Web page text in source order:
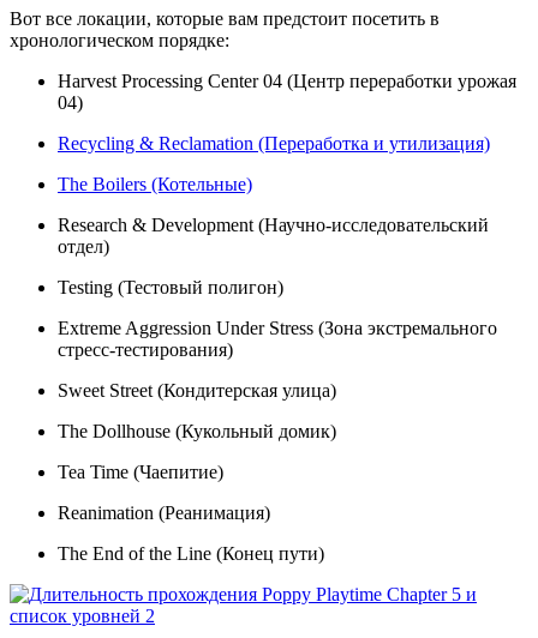
Вот все локации, которые вам предстоит посетить в
хронологическом порядке:
Harvest Processing Center 04 (Центр переработки урожая
04)
Recycling & Reclamation (Переработка и утилизация)
The Boilers (Котельные)
Research & Development (Научно-исследовательский
отдел)
Testing (Тестовый полигон)
Extreme Aggression Under Stress (Зона экстремального
стресс-тестирования)
Sweet Street (Кондитерская улица)
The Dollhouse (Кукольный домик)
Tea Time (Чаепитие)
Reanimation (Реанимация)
The End of the Line (Конец пути)